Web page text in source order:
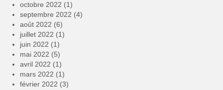
octobre 2022 (1)
septembre 2022 (4)
août 2022 (6)
juillet 2022 (1)
juin 2022 (1)
mai 2022 (5)
avril 2022 (1)
mars 2022 (1)
février 2022 (3)